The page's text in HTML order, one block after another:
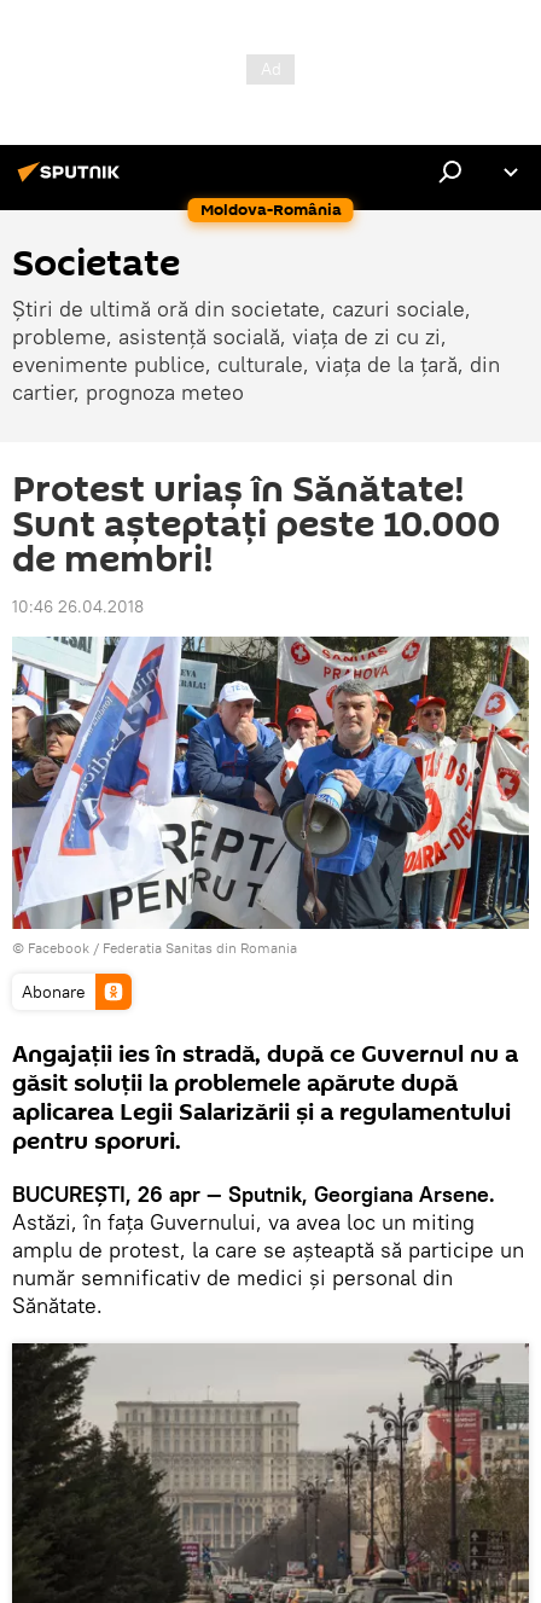
Moldova-România
Societate
Știri de ultimă oră din societate, cazuri sociale,
probleme, asistență socială, viața de zi cu zi,
evenimente publice, culturale, viața de la țară, din
cartier, prognoza meteo
Protest uriaş în Sănătate!
Sunt aşteptaţi peste 10.000
de membri!
10:46 26.04.2018
© Facebook / Federatia Sanitas din Romania
Abonare
Angajaţii ies în stradă, după ce Guvernul nu a
găsit soluţii la problemele apărute după
aplicarea Legii Salarizării şi a regulamentului
pentru sporuri.
BUCUREŞTI, 26 apr — Sputnik, Georgiana Arsene.
Astăzi, în faţa Guvernului, va avea loc un miting
amplu de protest, la care se aşteaptă să participe un
număr semnificativ de medici şi personal din
Sănătate.